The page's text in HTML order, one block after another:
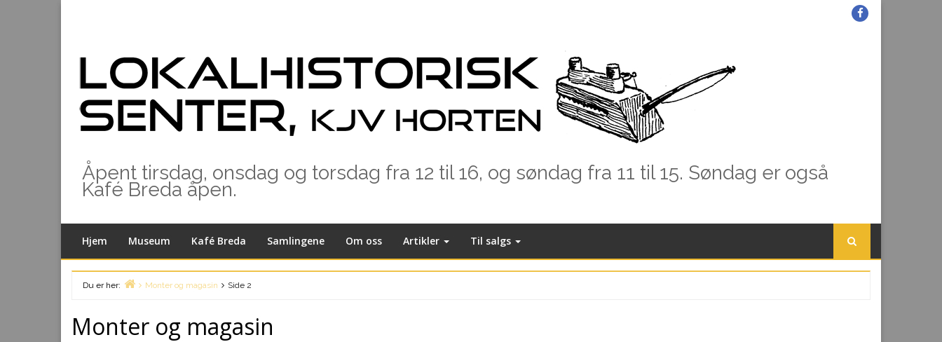
Facebook
Åpent tirsdag, onsdag og torsdag fra 12 til 16, og søndag fra 11 til 15. Søndag er også
Kafé Breda åpen.
Hjem Museum Kafé Breda Samlingene Om oss Artikler Til salgs
Du er her:
Monter og magasin Side 2
Monter og magasin